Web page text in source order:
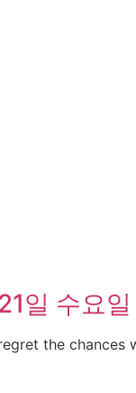
일 수요일
the chances